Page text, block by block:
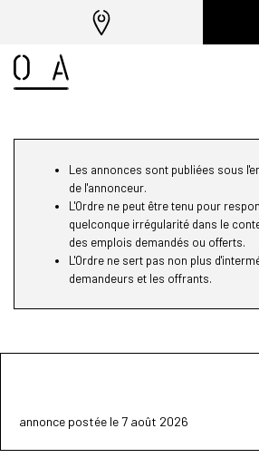
Les annonces sont publiées sous
de l'annonceur.
L'Ordre ne peut être tenu pour
quelconque irrégularité dans le
des emplois demandés ou offerts.
L'Ordre ne sert pas non plus
demandeurs et les offrants.
annonce postée le 7 août 2026